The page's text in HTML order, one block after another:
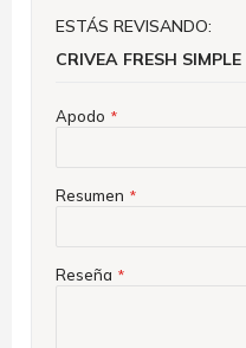
ESTÁS REVISANDO:
CRIVEA FRESH
Apodo
Resumen
Reseña